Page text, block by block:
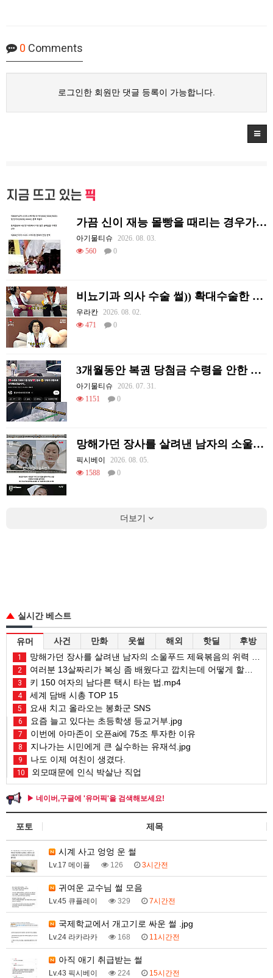
0 Comments
로그인한 회원만 댓글 등록이 가능합니다.
지금 뜨고 있는 픽
가끔 신이 재능 몰빵을 때리는 경우가 있음
아기물티슈
2026. 08. 03.
560
0
비뇨기과 의사 수술 썰)) 확대수술한 여러 셀럽들
우라칸 2026. 08. 02.
471
0
3개월동안 복권 당첨금 수령을 안한 이유
아기물티슈
2026. 07. 31.
1151
0
망해가던 장사를 살려낸 남자의 소울푸드 제육볶음의 위력 ㅋㅋ
픽시베이
2026. 08. 05.
1588
0
더보기
실시간 베스트
유머 사건 만화 웃썰 해외 핫딜 후방
1 망해가던 장사를 살려낸 남자의 소울푸드 제육볶음의 위력 ㅋㅋ
2 여러분 13살짜리가 복싱 좀 배웠다고 깝치는데 어떻게 할까요?
3 키 150 여자의 남다른 택시 타는 법.mp4
4 세계 담배 시총 TOP 15
5 요새 치고 올라오는 봉화군 SNS
6 요즘 늘고 있다는 초등학생 등교거부.jpg
7 이번에 아마존이 오픈ai에 75조 투자한 이유
8 지나가는 시민에게 큰 실수하는 유재석.jpg
9 나도 이제 여친이 생겼다.
10 외모때문에 인식 박살난 직업
▶ 네이버,구글에 '유머픽'을 검색해보세요!
포토 제목
시계 사고 엉엉 운 썰
Lv.17 메이플 126 3시간전
귀여운 교수님 썰 모음
Lv.45 큐플레이 329 7시간전
국제학교에서 개고기로 싸운 썰 .jpg
Lv.24 라카라카 168 11시간전
아직 애기 취급받는 썰
Lv.43 픽시베이 224 15시간전